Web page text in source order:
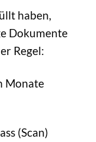
haben,
Dokumente
Regel:
Monate
(Scan)